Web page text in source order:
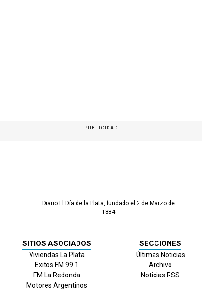
PUBLICIDAD
Diario El Día de la Plata, fundado el 2 de Marzo de
1884
SITIOS ASOCIADOS
Viviendas La Plata
Exitos FM 99.1
FM La Redonda
Motores Argentinos
SECCIONES
Últimas Noticias
Archivo
Noticias RSS